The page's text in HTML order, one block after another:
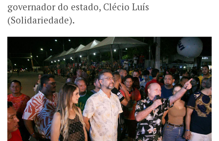
governador do estado, Clécio Luís
(Solidariedade).